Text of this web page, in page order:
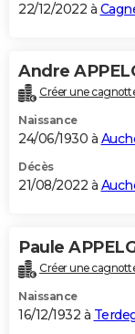
22/12/2022 à
Andre
Créer une
Naissance
24/06/1930 à
Décès
21/08/2022 à
Paule
Créer une
Naissance
16/12/1932 à